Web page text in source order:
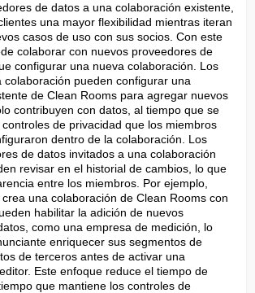
de datos a una colaboración existente,
una mayor flexibilidad mientras iteran
casos de uso con sus socios. Con este
colaborar con nuevos proveedores de
configurar una nueva colaboración. Los
colaboración pueden configurar una
de Clean Rooms para agregar nuevos
contribuyen con datos, al tiempo que se
de privacidad que los miembros
dentro de la colaboración. Los
de datos invitados a una colaboración
revisar en el historial de cambios, lo que
entre los miembros. Por ejemplo,
una colaboración de Clean Rooms con
habilitar la adición de nuevos
como una empresa de medición, lo
enriquecer sus segmentos de
de terceros antes de activar una
Este enfoque reduce el tiempo de
que mantiene los controles de